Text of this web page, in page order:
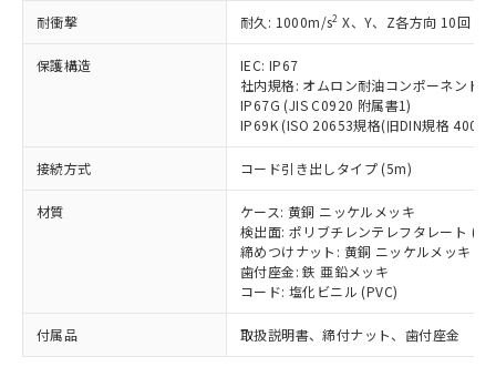
耐衝撃 耐久: 1000m/s2 X、Y、Z各方向 10回
保護構造
IEC: IP67
社内規格: オムロン耐油コンポーネント
IP67G (JIS C0920 附属書1)
IP69K (ISO 20653規格(旧DIN規格
接続方式 コード引き出しタイプ (5m)
材質
ケース: 黄銅 ニッケルメッキ
検出面: ポリブチレンテレフタレート
締めつけナット: 黄銅 ニッケルメッキ
歯付座金: 鉄 亜鉛メッキ
コード: 塩化ビニル (PVC)
付属品 取扱説明書、締付ナット、歯付座金
覧された時点での実際の在庫および標
準価格とは異なる場合があることをご
了承ください。
正式な納期状況および標準価格はお客
様のお取引先、またはお客様担当のオ
ムロン制御機器販売店・当社販売員に
ご相談ください。
オムロン制御機器販売店や当社販売拠
販売ネットワーク
」をご確認
在庫状況および標準価格結果を当社の
事前の承諾なく第三者に漏洩または開
示しないようお願いします。
マイパーツ機能（部品リスト作成サー
ビス）をご利用いただくには、I-Web
鉛(Pb) 1000ppm以下、 水銀(Hg) 1000ppm以下、 カド
ミウム(Cd) 100ppm以下、
六価クロム(Cr(Ⅵ)) 1000ppm以下、ポリ臭化ビフェニル
類(PBB) 1000ppm以下、ポリ臭化ジフェニルエーテル類
(PBDE) 1000ppm以下、フタル酸ビス(2-エチルヘキシ
ル) (DEHP)(別名：DOP) 1000ppm以下、フタル酸ブチ
ルベンジル（BBP） 1000ppm以下、フタル酸ジブチル
（DBP） 1000ppm以下、フタル酸ジイソブチル
適用除外項目は除く。
フタル酸エステル類の４物質については閾値を超える意
図的な使用がないことを確認しています。
部品在庫の切り替え状況などにより、予定
月が前後することがあります。
*中国RoHS10物質の基準値 (GB/T26572)：
Pb(鉛) :1000ppm、 Hg(水銀) : 1000ppm、 Cd(カドミウ
Cr(Ⅵ)(六価クロム) : 1000ppm、 PBBs(ポリ臭化ビフェ
ニル類) : 1000ppm、 PBDEs(ポリ臭化ジフェニルエーテ
DBP(フタル酸ジブチル) : 1000ppm、 DIBP(フタル酸ジ
イソブチル) : 1000ppm、 BBP(フタル酸ブチルベンジ
DEHP(フタル酸ビス(2-エチルヘキシル)) : 1000ppm
※2 環境保護使用期限
「ｅ」：有害物質（10物質）のすべてが基
準値以下であることを示します。
「10」：通常の使用状況下において有害物
質が外部に漏えいし、環境に深刻な影響を
及ぼさない年数を意味します。
国政府の輸出許可(または役務取引許
可)を取得するなどの必要な手続きを
当社は規制貨物を破棄する場合は、完
全に破砕するなど、違法に輸出されな
いよう必要な手段を講じます。
当社は貴社製品を、核兵器、ミサイ
ル、化学兵器、生物兵器またはその他
武器並びにこれらの製造装置等に一切
使用いたしません。
当社は、貴社製品を第三者に販売する
場合は、上記1、2および3の内容を当
該第三者に通知します。また当社は、
販売先および販売に係わる関係者が違
法に輸出するおそれがある場合は、取
一定数以上の在庫あり
一定数には満たないが在庫あり
在庫なし(最新の在庫状況につ
いては、お客様のお取引先、ま
たはお客様担当のオムロン制御
機器販売店・当社販売員にご確
認ください)
白
受注生産機種、また在庫状況の
情報を公開していない機種